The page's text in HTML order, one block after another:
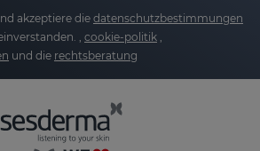
akzeptiere die datenschutzbestimmungen
, cookie-politik ,
und die rechtsberatung